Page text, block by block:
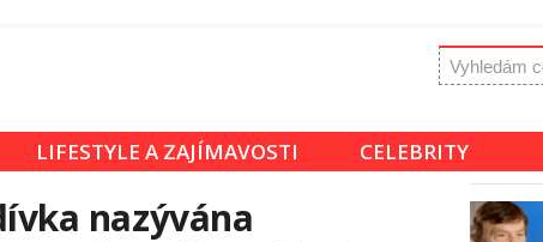
LIFESTYLE A ZAJÍMAVOSTI CELEBRITY
nazývána